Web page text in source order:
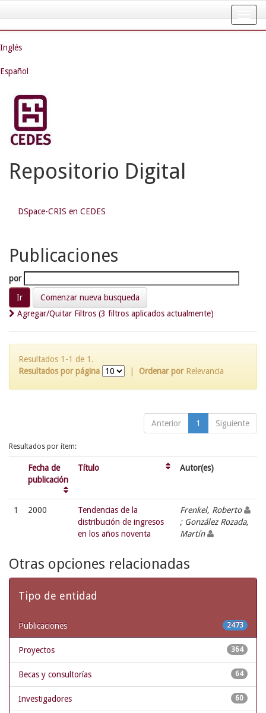
navigation
Inglés
Español
Repositorio Digital
DSpace-CRIS en CEDES
Publicaciones
por
Comenzar nueva busqueda
Agregar/Quitar Filtros (3 filtros aplicados actualmente)
Resultados 1-1 de 1.
Resultados por página
Ordenar por Relevancia
Anterior 1 Siguiente
Resultados por ítem:
Fecha de
publicación
Título Autor(es)
1 2000
Tendencias de la
distribución de ingresos
en los años noventa
Frenkel, Roberto
; González Rozada,
Martín
Otras opciones relacionadas
Tipo de entidad
2473
Publicaciones
364
Proyectos
64
Becas y consultorías
60
Investigadores